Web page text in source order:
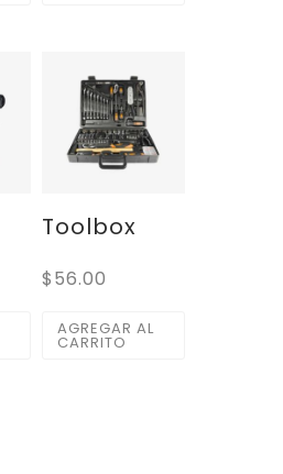
Toolbox
$56.00
AGREGAR AL
CARRITO